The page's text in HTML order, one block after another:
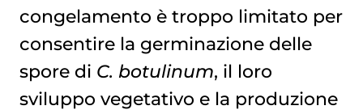
congelamento è troppo limitato per
consentire la germinazione delle
spore di C. botulinum, il loro
sviluppo vegetativo e la produzione